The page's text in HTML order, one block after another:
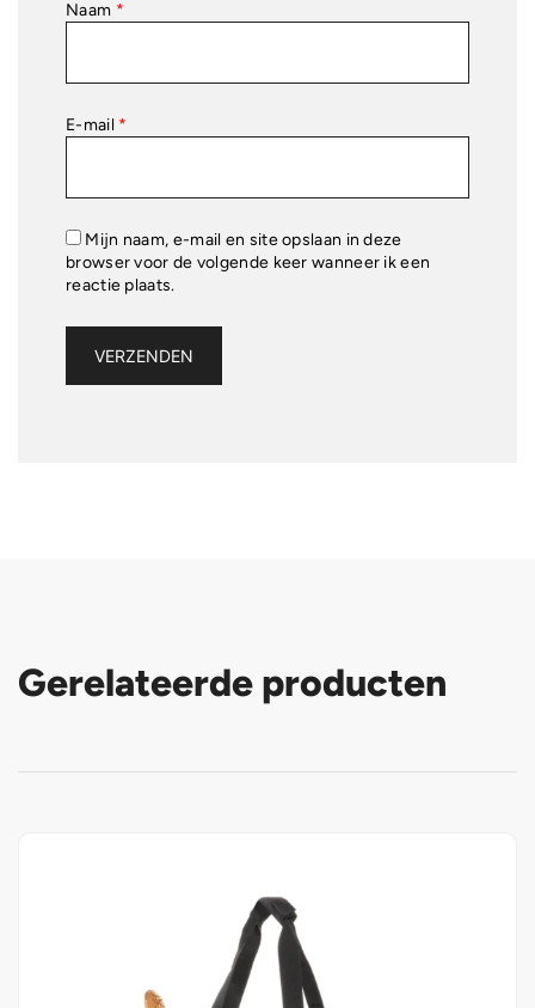
Naam *
E-mail *
Mijn naam, e-mail en site opslaan in deze
browser voor de volgende keer wanneer ik een
reactie plaats.
Gerelateerde producten